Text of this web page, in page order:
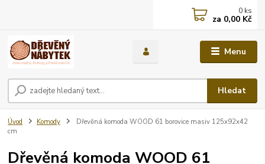
Menu
Hledat
0 ks
za 0,00 Kč
Úvod Komody
Dřevěná komoda WOOD 61 borovice masiv 125x92x42
cm
Dřevěná komoda WOOD 61